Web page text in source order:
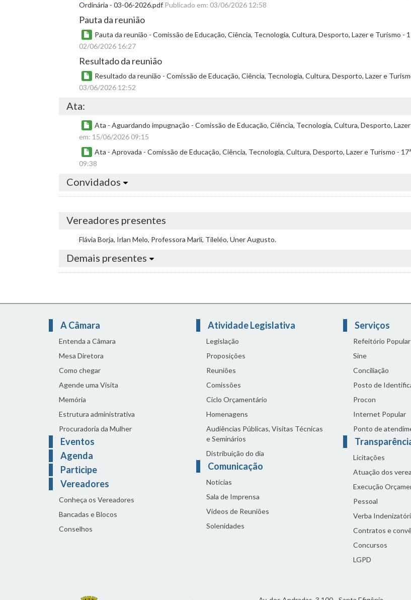
Ordinária - 03-06-2026.pdf Publicado em: 03/06/2026 12:58
Pauta da reunião
Pauta da reunião - Comissão de Educação, Ciência, Tecnologia, Cultura, Desporto, Lazer e Turismo -
02/06/2026 16:27
Resultado da reunião
Resultado da reunião - Comissão de Educação, Ciência, Tecnologia, Cultura, Desporto, Lazer e
03/06/2026 12:52
Ata:
Ata - Aguardando impugnação - Comissão de Educação, Ciência, Tecnologia, Cultura, Desporto,
em: 15/06/2026 09:15
Ata - Aprovada - Comissão de Educação, Ciência, Tecnologia, Cultura, Desporto, Lazer e Turismo -
09:38
Convidados
Vereadores presentes
Flávia Borja, Irlan Melo, Professora Marli, Tileléo, Uner Augusto.
Demais presentes
A Câmara
Entenda a Câmara
Mesa Diretora
Como chegar
Agende uma Visita
Memória
Estrutura administrativa
Procuradoria da Mulher
Eventos
Agenda
Participe
Vereadores
Conheça os Vereadores
Bancadas e Blocos
Conselhos
Atividade Legislativa
Legislação
Proposições
Reuniões
Comissões
Ciclo Orçamentário
Homenagens
Audiências Públicas, Visitas Técnicas
e Seminários
Distribuição do dia
Comunicação
Notícias
Sala de Imprensa
Vídeos de Reuniões
Solenidades
Serviços
Refeitório Popular
Sine
Conciliação
Posto de
Procon
Internet Popular
Ponto de
Licitações
Atuação dos
Execução
Pessoal
Verba
Contratos e
Concursos
LGPD